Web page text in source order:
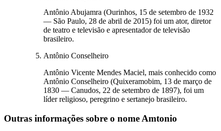
Antônio Abujamra (Ourinhos, 15 de setembro de 1932
— São Paulo, 28 de abril de 2015) foi um ator, diretor
de teatro e televisão e apresentador de televisão
brasileiro.
Antônio Conselheiro
Antônio Vicente Mendes Maciel, mais conhecido como
Antônio Conselheiro (Quixeramobim, 13 de março de
1830 — Canudos, 22 de setembro de 1897), foi um
líder religioso, peregrino e sertanejo brasileiro.
Outras informações sobre o nome Amtonio